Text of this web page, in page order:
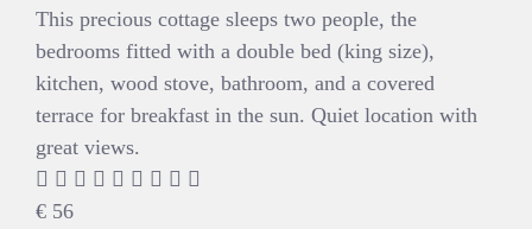
This precious cottage sleeps two people, the
bedrooms fitted with a double bed (king size),
kitchen, wood stove, bathroom, and a covered
terrace for breakfast in the sun. Quiet location with
great views.
€ 56